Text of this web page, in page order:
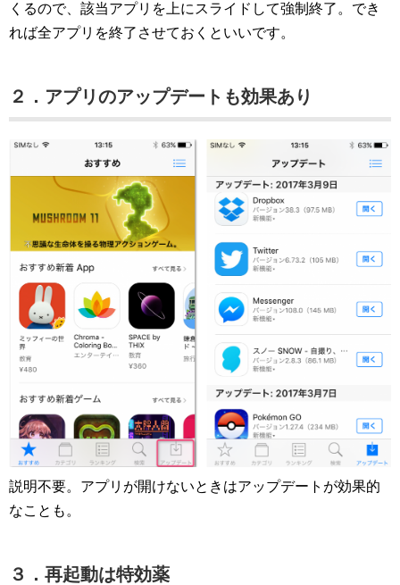
くるので、該当アプリを上にスライドして強制終了。でき
れば全アプリを終了させておくといいです。
２．アプリのアップデートも効果あり
説明不要。アプリが開けないときはアップデートが効果的
なことも。
３．再起動は特効薬